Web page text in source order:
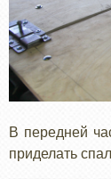
В передней
приделать